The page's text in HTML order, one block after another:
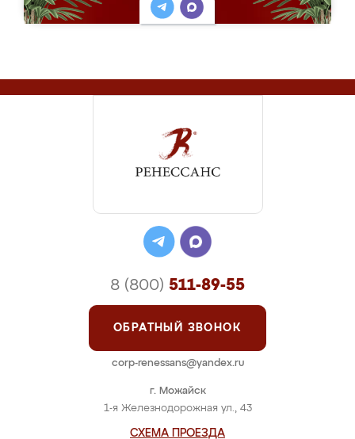
г. Можайск
1-я Железнодорожная ул., 43
СХЕМА ПРОЕЗДА
8 (800) 511-89-55
ОБРАТНЫЙ ЗВОНОК
corp-renessans@yandex.ru